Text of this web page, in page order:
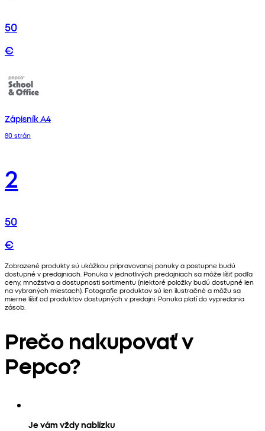
50
€
Zápisník A4
80 strán
2
50
€
Zobrazené produkty sú ukážkou pripravovanej ponuky a postupne budú
dostupné v predajniach. Ponuka v jednotlivých predajniach sa môže líšiť podľa
ceny, množstva a dostupnosti sortimentu (niektoré položky budú dostupné len
na vybraných miestach). Fotografie produktov sú len ilustračné a môžu sa
mierne líšiť od produktov dostupných v predajni. Ponuka platí do vypredania
zásob.
Prečo nakupovať v
Pepco?
Je vám vždy nablízku